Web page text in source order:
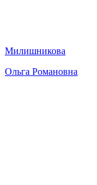
Милишникова
Ольга Романовна